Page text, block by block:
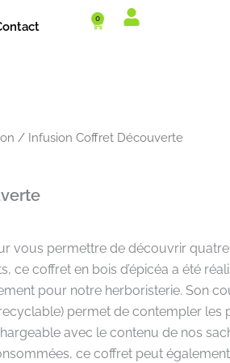
0
Cart
/ Infusion Coffret Découverte
vous permettre de découvrir quatre
ce coffret en bois d’épicéa a été
pour notre herboristerie. Son
permet de contempler les
avec le contenu de nos
ce coffret peut également